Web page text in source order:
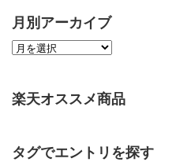
月別アーカイブ
楽天オススメ商品
タグでエントリを探す